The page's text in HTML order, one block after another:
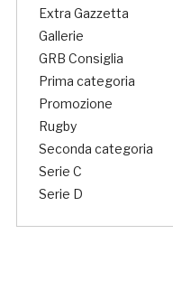
Extra Gazzetta
Gallerie
GRB Consiglia
Prima categoria
Promozione
Rugby
Seconda categoria
Serie C
Serie D